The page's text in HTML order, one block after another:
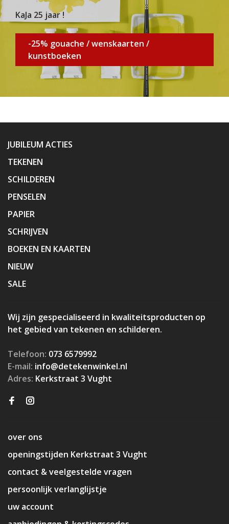
KaJa 25 jaar !
-25% gouache / wenskaarten /
kunstboeken
JUBILEUM ACTIES
TEKENEN
SCHILDEREN
PENSELEN
PAPIER
SCHRIJVEN
BOEKEN EN KAARTEN
NIEUW
SALE
Wij zijn gespecialiseerd in kwaliteitsproducten op
het gebied van tekenen en schilderen.
Telefoon: 073 6579992
E-mail: info@detekenwinkel.nl
Adres: Kerkstraat 3 Vught
over ons
openingstijden Kerkstraat 3 Vught
contact & veelgestelde vragen
persoonlijk verlanglijstje
uw account